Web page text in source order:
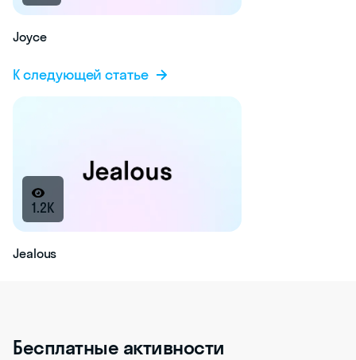
Joyce
К следующей статье
1.2K
Jealous
Бесплатные активности